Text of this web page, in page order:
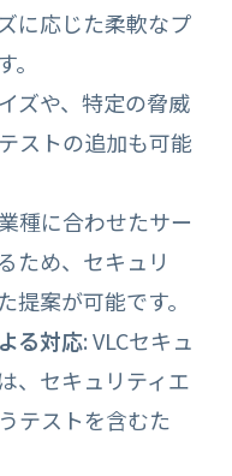
に応じた柔軟なプ
ズや、特定の脅威
ストの追加も可能
種に合わせたサー
ため、セキュリ
提案が可能です。
る対応: VLCセキュ
、セキュリティエ
テストを含むた